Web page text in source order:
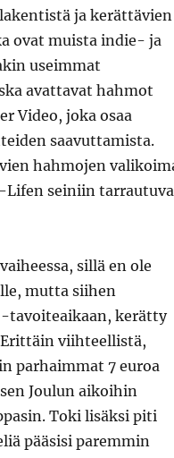
ja kerättävien
ovat muista indie- ja
useimmat
avattavat hahmot
Video, joka osaa
saavuttamista.
hahmojen
Lifen seiniin tarrautuva
sillä en ole
mutta siihen
tavoiteaikaan, kerätty
Erittäin viihteellistä,
parhaimmat 7 euroa
Joulun aikoihin
Toki lisäksi piti
pääsisi paremmin